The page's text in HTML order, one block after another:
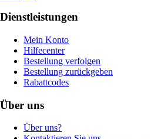
Dienstleistungen
Mein Konto
Hilfecenter
Bestellung verfolgen
Bestellung zurückgeben
Rabattcodes
Über uns
Über uns?